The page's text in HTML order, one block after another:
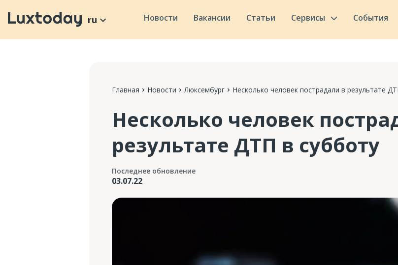
ru Новости Вакансии Статьи Сервисы События
Главная Новости Люксембург Несколько человек пострадали в результате
Несколько человек
результате ДТП в субботу
Последнее обновление
03.07.22